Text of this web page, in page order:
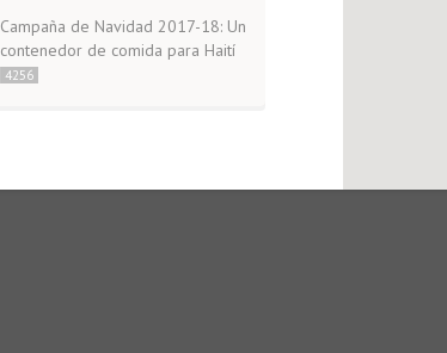
Campaña de Navidad 2017-18: Un
contenedor de comida para Haití
4256